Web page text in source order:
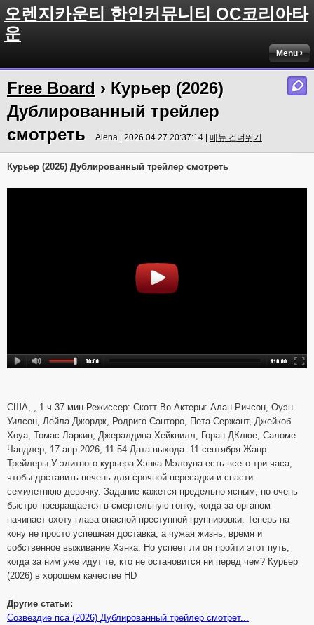
오렌지카운티 한인커뮤니티 OC코리아타
운
Menu
Free Board › Курьер (2026)
Дублированный трейлер
смотреть
Alena | 2026.04.27 20:37:14 | 메뉴 건너뛰기
Курьер (2026) Дублированный трейлер смотреть
США, , 1 ч 37 мин Режиссер: Скотт Во Актеры: Алан Ричсон, Оуэн
Уилсон, Лейла Джордж, Родриго Санторо, Пета Сержант, Джейкоб
Хоуа, Томас Ларкин, Джералдина Хейквилл, Горан ДКлюе, Саломе
Чандлер, 17 апр 2026, 11:54 Дата выхода: 11 сентября Жанр:
Трейлеры У элитного курьера Хэнка Мэлоуна есть всего три часа,
чтобы доставить печень для срочной пересадки и спасти
семилетнюю девочку. Задание кажется предельно ясным, но очень
быстро превращается в смертельную гонку, когда за органом
начинает охоту глава опасной преступной группировки. Теперь на
кону не просто успешная доставка, а чужая жизнь, время и
собственное выживание Хэнка. Но успеет ли он пройти этот путь,
когда за ним уже идут те, кто не остановится ни перед чем? Курьер
(2026) в хорошем качестве HD
Другие статьи:
Созвездие пса (2026) Дублированный трейлер смотрет...